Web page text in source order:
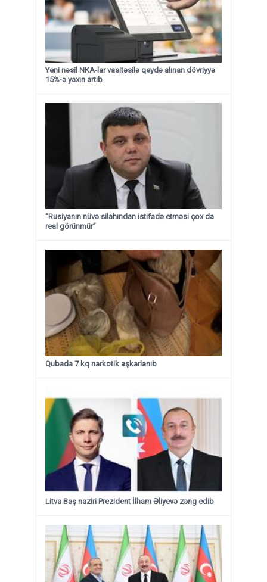
Yeni nəsil NKA-lar vasitəsilə qeydə alınan dövriyyə
15%-ə yaxın artıb
“Rusiyanın nüvə silahından istifadə etməsi çox da
real görünmür”
Qubada 7 kq narkotik aşkarlanıb
Litva Baş naziri Prezident İlham Əliyevə zəng edib